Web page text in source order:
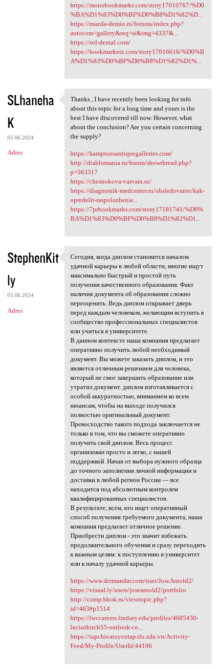
https://monobookmarks.com/story17010767/%D0
%BA%D1%83%D0%BF%D0%B8%D1%82%D...
https://mazda-demio.ru/forums/index.php?
autocom=gallery&req=si&img=4337&...
https://sol-dental.com/
https://bookmarkerz.com/story17016616/%D0%B
A%D1%83%D0%BF%D0%B8%D1%82%D1%...
SLhaneha
K
05.06.2024
Adres
Thanks , I have recently been
Thanks , I have recently been looking for info
about this topic for a long time and yours is the
best I have discovered till now. However, what
about the conclusion? Are you certain concerning
the supply?
https://hamptonsantiquegalleries.com/
http://diablomania.ru/forum/showthread.php?
p=563317
https://chesnokova-varvara.ru/
https://diagnostik-medcenter.ru/obsledovanie/kak-
opredelit-raspolozhenie...
https://7prbookmarks.com/story17181741/%D0%
BA%D1%83%D0%BF%D0%B8%D1%82%D1...
StephenKit
ly
05.06.2024
Adres
Сегодня, когда диплом
Сегодня, когда диплом становится началом
удачной карьеры в любой области, многие ищут
максимально быстрый и простой путь
получения качественного образования. Факт
наличия документа об образовании сложно
переоценить. Ведь диплом открывает дверь
перед каждым человеком, желающим вступить в
сообщество профессиональных специалистов
или учиться в университете.
В данном контексте наша компания предлагает
оперативно получить любой необходимый
документ. Вы можете заказать диплом, и это
является отличным решением для человека,
который не смог завершить образование или
утратил документ. диплом изготавливается с
особой аккуратностью, вниманием ко всем
нюансам, чтобы на выходе получился
полностью оригинальный документ.
Превосходство такого подхода заключается не
только в том, что вы сможете оперативно
получить свой диплом. Весь процесс
организован просто и легко, с нашей
поддержкой. Начав от выбора нужного образца
до точного заполнения личной информации и
доставки в любой регион России — все
находится под абсолютным контролем
квалифицированных специалистов.
В результате, всем, кто ищет оперативный
способ получения требуемого документа, наша
компания предлагает отличное решение.
Приобрести диплом - это значит избежать
продолжительного обучения и сразу переходить
к важным целям: к поступлению в университет
или к началу удачной карьеры.
https://www.dermandar.com/user/JoseArnold2/
https://visual.ly/users/josearnold2/portfolio
http://comp.bbok.ru/viewtopic.php?
id=463#p1514
https://lwccareers.lindsey.edu/profiles/4685430-
luciusbirch55-outlook-co...
https://tapchivatuyentap.tlu.edu.vn/Activity-
Feed/My-Profile/UserId/44196